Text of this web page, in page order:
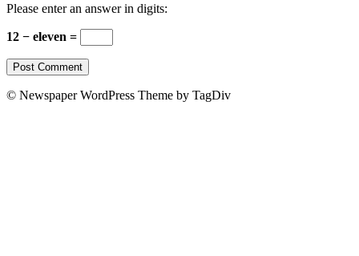
Please enter an answer in digits:
12 − eleven =
© Newspaper WordPress Theme by TagDiv